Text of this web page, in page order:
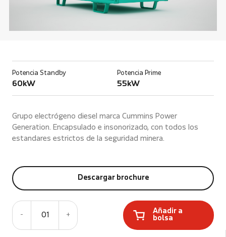
Potencia Standby
60kW
Potencia Prime
55kW
Grupo electrógeno diesel marca Cummins Power
Generation. Encapsulado e insonorizado, con todos los
estandares estrictos de la seguridad minera.
Descargar brochure
- 01 +
Añadir a
bolsa